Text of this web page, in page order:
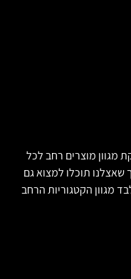
מגוון מוצרים רחב לכל
שאצלנו תוכלו למצוא גם
מגוון הקטגוריות הרחב